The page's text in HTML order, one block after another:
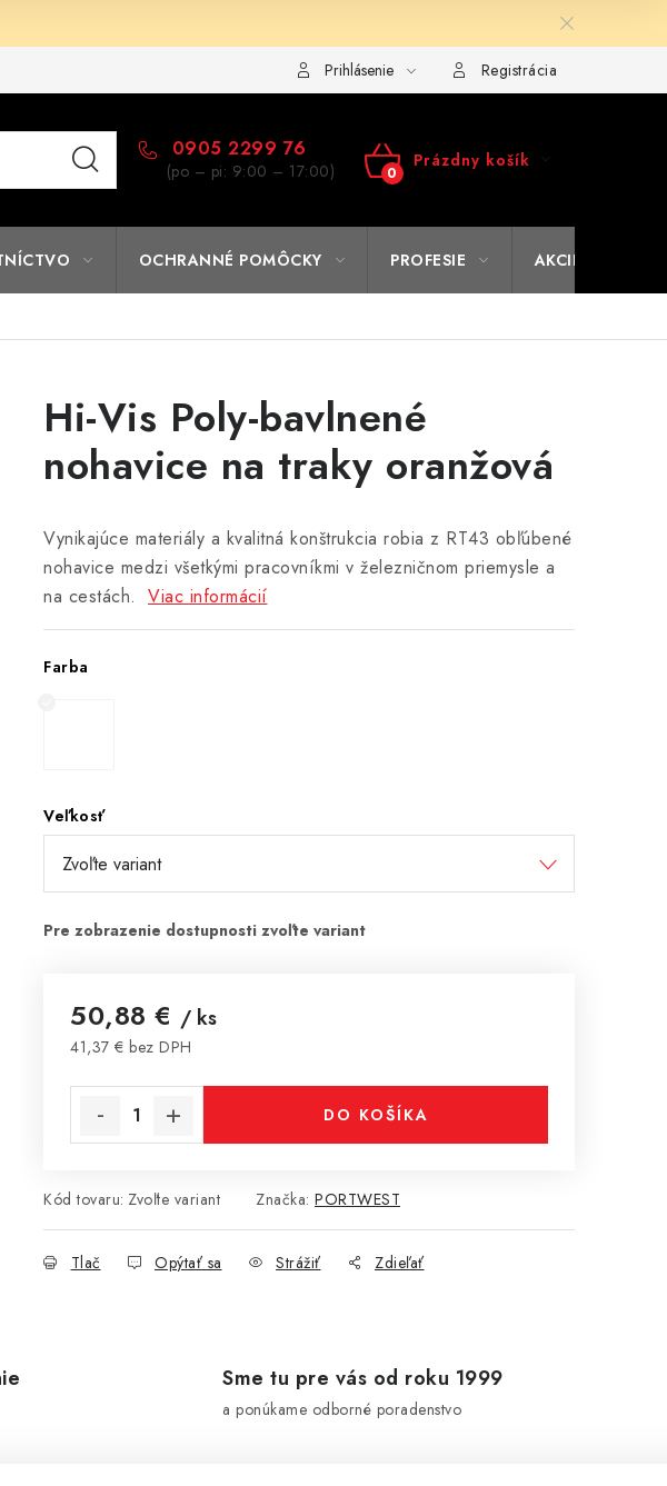
Formulár na výmenu tovaru Kto sme Reklamačný poriadok
Prihlásenie Registrácia
0905 2299 76
(po – pi: 9:00 – 17:00)
NÁKUPNÝ
Prázdny košík
OCHRANNÉ POMÔCKY PROFESIE AKCIE
Hi-Vis Poly-bavlnené
nohavice na traky oranžová
Vynikajúce materiály a kvalitná konštrukcia robia z RT43 obľúbené
nohavice medzi všetkými pracovníkmi v železničnom priemysle a
na cestách. Viac informácií
Farba
Veľkosť
50,88 € / ks
41,37 € bez DPH
DO KOŠÍKA
Kód tovaru: Zvoľte variant Značka: PORTWEST
Tlač Opýtať sa Strážiť Zdieľať
Sme tu pre vás od roku 1999
a ponúkame odborné poradenstvo